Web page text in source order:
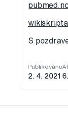
S
Publikováno
2. 4. 2021